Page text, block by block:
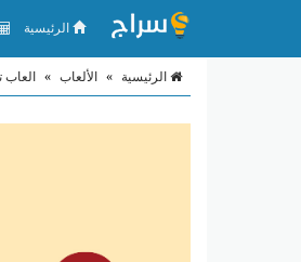
الرئيسية
الرئيسية » الألعاب » العاب